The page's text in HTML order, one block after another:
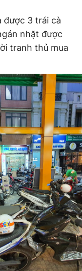
ngày 24.3.2020
Niên. Cấm sao
thuận bằng văn
được 3 trái cà
nhặt được
tranh thủ mua